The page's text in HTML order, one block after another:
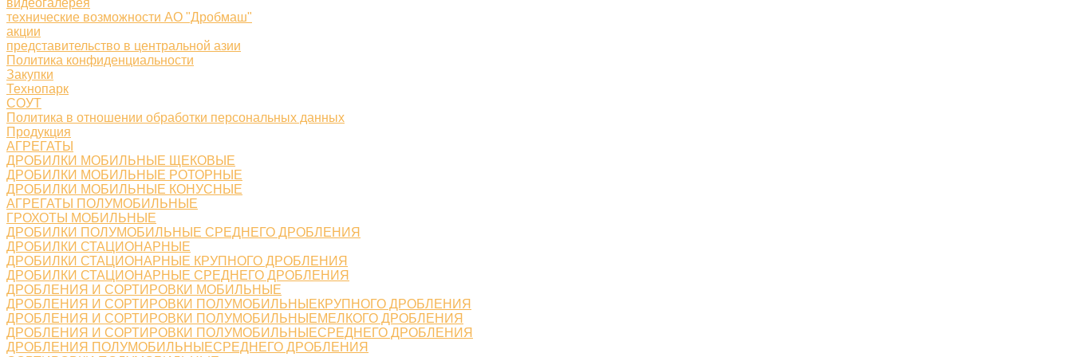
видеогалерея
технические возможности АО "Дробмаш"
акции
представительство в центральной азии
Политика конфиденциальности
Закупки
Технопарк
СОУТ
Политика в отношении обработки персональных данных
Продукция
АГРЕГАТЫ
ДРОБИЛКИ МОБИЛЬНЫЕ ЩЕКОВЫЕ
ДРОБИЛКИ МОБИЛЬНЫЕ РОТОРНЫЕ
ДРОБИЛКИ МОБИЛЬНЫЕ КОНУСНЫЕ
АГРЕГАТЫ ПОЛУМОБИЛЬНЫЕ
ГРОХОТЫ МОБИЛЬНЫЕ
ДРОБИЛКИ ПОЛУМОБИЛЬНЫЕ СРЕДНЕГО ДРОБЛЕНИЯ
ДРОБИЛКИ СТАЦИОНАРНЫЕ
ДРОБИЛКИ СТАЦИОНАРНЫЕ КРУПНОГО ДРОБЛЕНИЯ
ДРОБИЛКИ СТАЦИОНАРНЫЕ СРЕДНЕГО ДРОБЛЕНИЯ
ДРОБЛЕНИЯ И СОРТИРОВКИ МОБИЛЬНЫЕ
ДРОБЛЕНИЯ И СОРТИРОВКИ ПОЛУМОБИЛЬНЫЕКРУПНОГО ДРОБЛЕНИЯ
ДРОБЛЕНИЯ И СОРТИРОВКИ ПОЛУМОБИЛЬНЫЕМЕЛКОГО ДРОБЛЕНИЯ
ДРОБЛЕНИЯ И СОРТИРОВКИ ПОЛУМОБИЛЬНЫЕСРЕДНЕГО ДРОБЛЕНИЯ
ДРОБЛЕНИЯ ПОЛУМОБИЛЬНЫЕСРЕДНЕГО ДРОБЛЕНИЯ